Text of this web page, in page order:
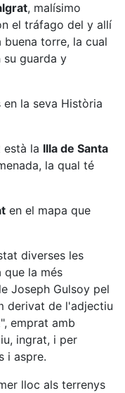
, malísimo
el tráfago del y allí
torre, la cual
guarda y
en la seva Història
està la Illa de Santa
la qual té
en el mapa que
diverses les
que la més
Joseph Gulsoy pel
derivat de l'adjectiu
emprat amb
ingrat, i per
i aspre.
lloc als terrenys